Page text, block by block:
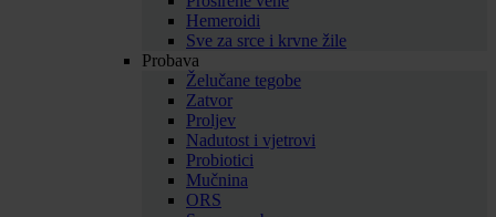
Hemeroidi
Sve za srce i krvne žile
Probava
Želučane tegobe
Zatvor
Proljev
Nadutost i vjetrovi
Probiotici
Mučnina
ORS